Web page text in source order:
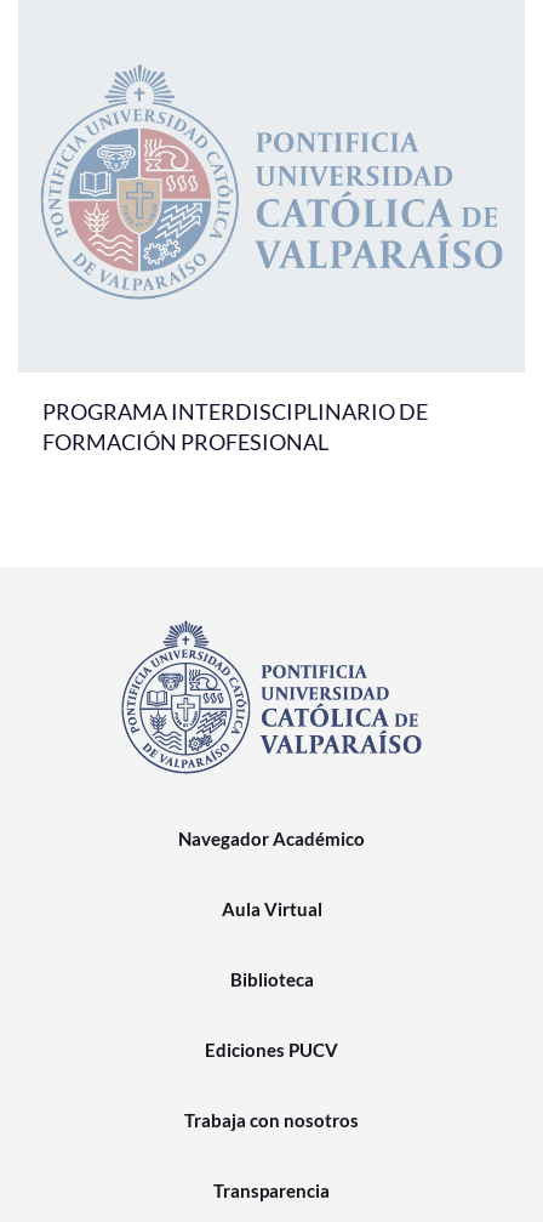
PROGRAMA INTERDISCIPLINARIO DE
FORMACIÓN PROFESIONAL
Navegador Académico
Aula Virtual
Biblioteca
Ediciones PUCV
Trabaja con nosotros
Transparencia